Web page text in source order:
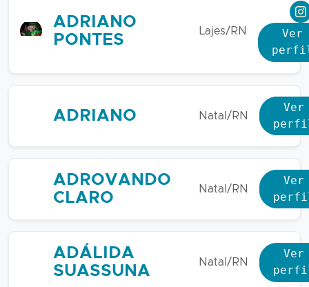
ADRIANO
PONTES
Lajes/RN
Ver
ADRIANO Natal/RN
Ver
ADROVANDO
CLARO
Natal/RN
Ver
ADÁLIDA
SUASSUNA
Natal/RN
Ver